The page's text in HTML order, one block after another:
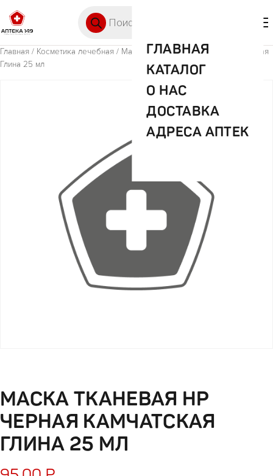
ГЛАВНАЯ
КАТАЛОГ
О НАС
ДОСТАВКА
АДРЕСА АПТЕК
Главная / Косметика лечебная / Маска тканевая HP Черная камчатская
Глина 25 мл
МАСКА ТКАНЕВАЯ HP
ЧЕРНАЯ КАМЧАТСКАЯ
ГЛИНА 25 МЛ